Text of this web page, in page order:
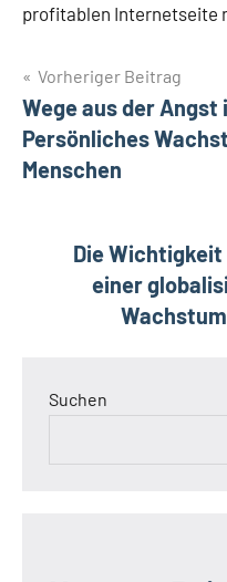
profitablen Internetseite
Vorheriger Beitrag
Wege aus der
Persönliches
Menschen
Die
einer
Suchen